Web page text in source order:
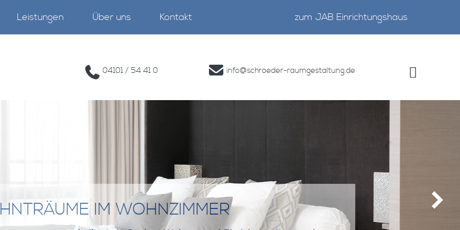
Leistungen Über uns Kontakt zum JAB Einrichtungshaus
04101 / 54 41 0 info@schroeder-raumgestaltung.de
IM WOHNZIMMER